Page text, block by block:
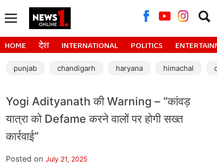
for:
HOME देश INTERNATIONAL POLITICS
punjab chandigarh haryana himachal
Yogi Adityanath की Warning – “कांवड़
यात्रा को Defame करने वालों पर होगी सख्त
कार्रवाई”
Posted on July 21, 2025